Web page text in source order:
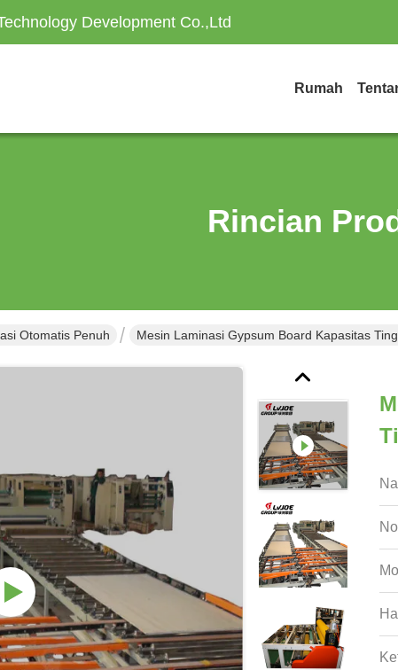
Development Co.,Ltd
Rumah
Rincian
Otomatis Penuh Mesin Laminasi Gypsum Board Kapasitas